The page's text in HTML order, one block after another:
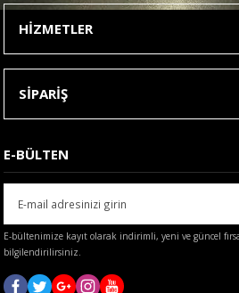
Ürün fiyatı diğer sitelerden daha pahalı.
Bu ürüne benzer farklı alternatifler
Gönder
HİZMETLER
SİPARİŞ
E-BÜLTEN
E-bültenimize kayıt olarak indirimli, yeni ve güncel
bilgilendirilirsiniz.